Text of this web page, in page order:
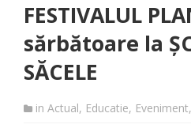
FESTIVALUL
sărbătoare la
SĂCELE
in Actual, Educatie, Eveniment,